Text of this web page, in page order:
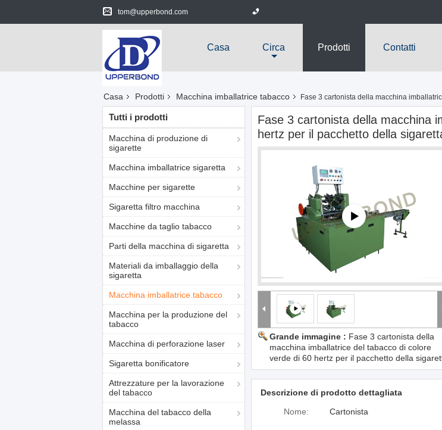
tom@upperbond.com
Casa Circa Prodotti Contatti
Casa Prodotti Macchina imballatrice tabacco Fase 3 cartonista della macchina
Tutti i prodotti
Macchina di produzione di
sigarette
Macchina imballatrice sigaretta
Macchine per sigarette
Sigaretta filtro macchina
Macchine da taglio tabacco
Parti della macchina di sigaretta
Materiali da imballaggio della
sigaretta
Macchina imballatrice tabacco
Macchina per la produzione del
tabacco
Macchina di perforazione laser
Sigaretta bonificatore
Attrezzature per la lavorazione
del tabacco
Macchina del tabacco della
melassa
Fase 3 cartonista della macchina
hertz per il pacchetto della
Grande immagine : Fase 3 cartonista della
macchina imballatrice del tabacco di colore
verde di 60 hertz per il pacchetto della
Descrizione di prodotto dettagliata
Nome:
Cartonista